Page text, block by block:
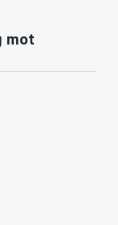
mot